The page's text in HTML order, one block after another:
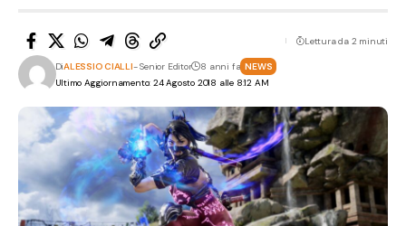
Ultimo Aggiornamento: 24 Agosto 2018 alle 8:12 AM
DiALESSIO CIALLI- Senior Editor 8 anni fa NEWS
Lettura da 2 minuti